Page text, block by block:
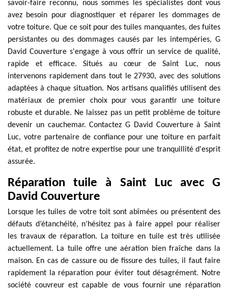
savoir-faire reconnu, nous sommes les spécialistes dont vous
avez besoin pour diagnostiquer et réparer les dommages de
votre toiture. Que ce soit pour des tuiles manquantes, des fuites
persistantes ou des dommages causés par les intempéries, G
David Couverture s'engage à vous offrir un service de qualité,
rapide et efficace. Situés au cœur de Saint Luc, nous
intervenons rapidement dans tout le 27930, avec des solutions
adaptées à chaque situation. Nos artisans qualifiés utilisent des
matériaux de premier choix pour vous garantir une toiture
robuste et durable. Ne laissez pas un petit problème de toiture
devenir un cauchemar. Contactez G David Couverture à Saint
Luc, votre partenaire de confiance pour une toiture en parfait
état, et profitez de notre expertise pour une tranquillité d'esprit
assurée.
Réparation tuile à Saint Luc avec G
David Couverture
Lorsque les tuiles de votre toit sont abîmées ou présentent des
défauts d’étanchéité, n’hésitez pas à faire appel pour réaliser
les travaux de réparation. La toiture en tuile est très utilisée
actuellement. La tuile offre une aération bien fraîche dans la
maison. En cas de cassure ou de fissure des tuiles, il faut faire
rapidement la réparation pour éviter tout désagrément. Notre
société couvreur est capable de vous fournir une réparation